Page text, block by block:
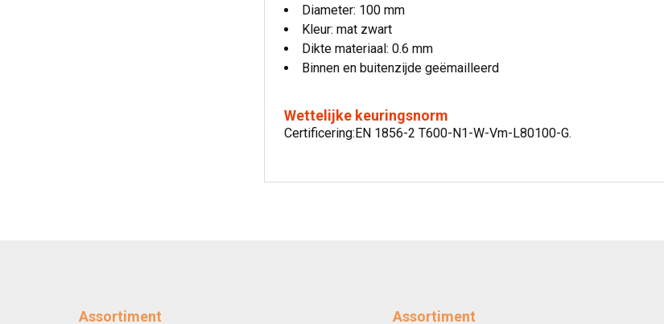
Diameter: 100 mm
Kleur: mat zwart
Dikte materiaal: 0.6 mm
Binnen en buitenzijde geëmailleerd
Wettelijke keuringsnorm
Certificering:EN 1856-2 T600-N1-W-Vm-L80100-G.
Assortiment Assortiment